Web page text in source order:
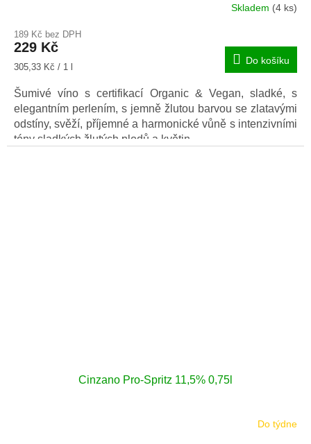
Skladem (4 ks)
189 Kč bez DPH
229 Kč
Měrná
305,33 Kč / 1 l
Do košíku
Šumivé víno s certifikací Organic & Vegan, sladké, s
elegantním perlením, s jemně žlutou barvou se zlatavými
odstíny, svěží, příjemné a harmonické vůně s intenzivními
tóny sladkých žlutých plodů a květin.
Cinzano Pro-Spritz 11,5% 0,75l
Do týdne